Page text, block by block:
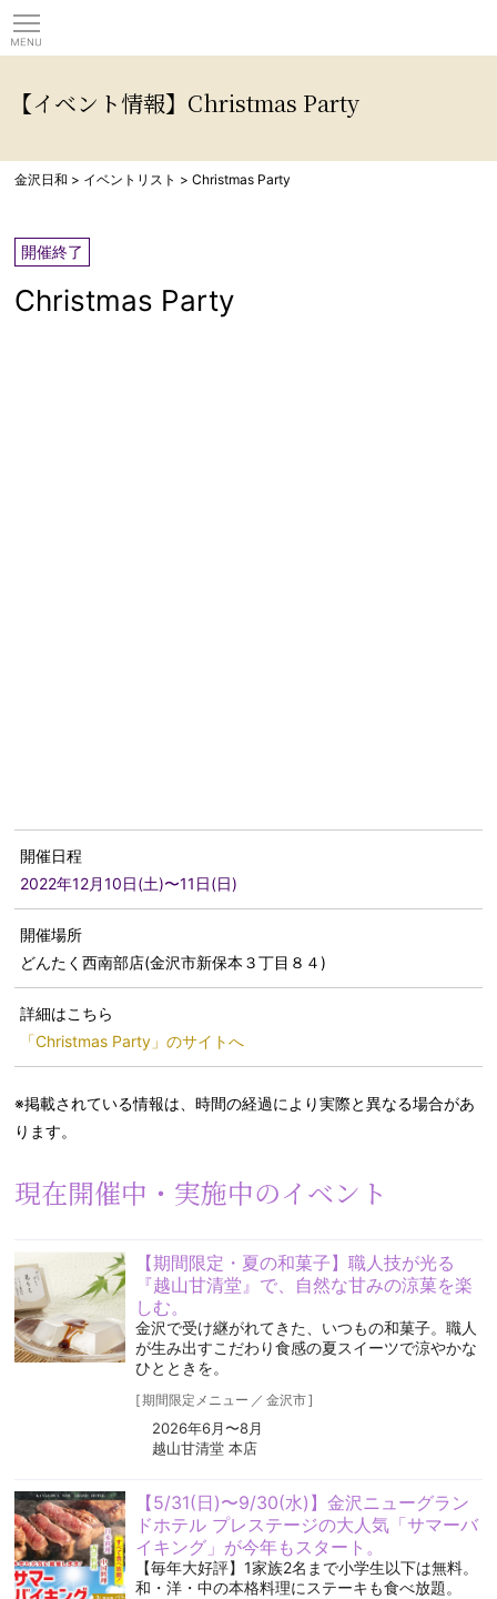
【イベント情報】Christmas Party
金沢日和 > イベントリスト >Christmas Party
開催終了
Christmas Party
開催日程
2022年12月10日(土)〜11日(日)
開催場所
どんたく西南部店(金沢市新保本３丁目８４)
詳細はこちら
「Christmas Party」のサイトへ
※掲載されている情報は、時間の経過により実際と異なる場合があ
ります。
現在開催中・実施中のイベント
【期間限定・夏の和菓子】職人技が光る
『越山甘清堂』で、自然な甘みの涼菓を楽
しむ。
金沢で受け継がれてきた、いつもの和菓子。職人
が生み出すこだわり食感の夏スイーツで涼やかな
ひとときを。
[期間限定メニュー ／ 金沢市]
2026年6月〜8月
越山甘清堂 本店
【5/31(日)〜9/30(水)】金沢ニューグラン
ドホテル プレステージの大人気「サマーバ
イキング」が今年もスタート。
【毎年大好評】1家族2名まで小学生以下は無料。
和・洋・中の本格料理にステーキも食べ放題。